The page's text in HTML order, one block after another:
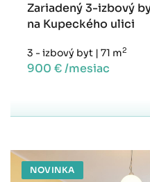
Zariadený 3-izbový
na Kupeckého ulici
3 - izbový byt | 71 m2
900 € /mesiac
NOVINKA